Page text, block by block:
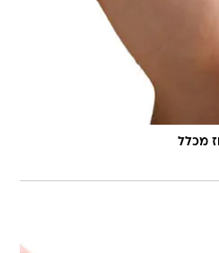
בכ- 6-8 אחוז מכלל